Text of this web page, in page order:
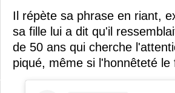
Il répète sa phrase en riant,
sa fille lui a dit qu'il
de 50 ans qui cherche
piqué, même si l'honnêteté le